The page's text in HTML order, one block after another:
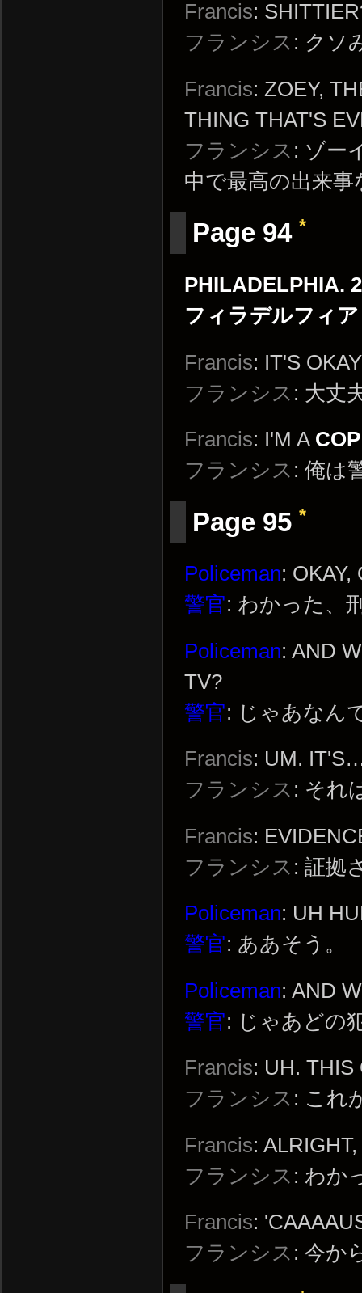
Francis:
フランシス : クソ
Francis: ZOEY,
THING THAT'S
フランシス : ゾー
中で最高の出来事
Page 94 *
PHILADELPHIA.
フィラデルフィ
Francis: IT'S
フランシス : 大丈
Francis: I'M A COP
フランシス : 俺は
Page 95 *
Policeman: OKAY,
警官: わかった、
Policeman: AND
TV?
警官: じゃあなん
Francis: UM.
フランシス : それ
Francis:
フランシス : 証拠
Policeman: UH
警官: ああそう。
Policeman: AND
警官: じゃあどの
Francis: UH. THIS
フランシス : これ
Francis:
フランシス : わか
Francis:
フランシス : 今か